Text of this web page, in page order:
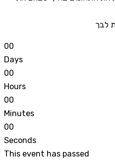
לבך
00
Days
00
Hours
00
Minutes
00
Seconds
This event has passed